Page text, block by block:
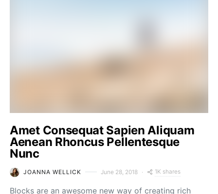
Amet Consequat Sapien Aliquam
Aenean Rhoncus Pellentesque
Nunc
JOANNA WELLICK June 28, 2018 1K shares
Blocks are an awesome new way of creating rich